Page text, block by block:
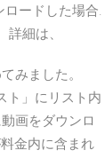
ードした場合.
詳細は、
みました。
ト」にリスト内
画をダウンロ
金内に含まれ